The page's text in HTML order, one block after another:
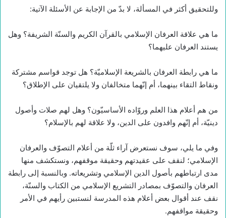
وللتحقيق أكثر في المسألة، لا بدّ من الإجابة عن الأسئلة الآتية:
ما هي علاقة العرفان الإسلامي بالقرآن الكريم والسنّة الشريفة؟ وهل
يستند العرفان عليهما؟
ما هي رابطة العرفان بالشريعة الإسلاميّة؟ هل توجد قواسم مشتركة
ونقاط التقاء بينهما، أم إنّهما متخالفان ولا يلتقيان على الإطلاق؟
من هم أعلام هذا العلم وروّاده الأساسيّون؟ وهل لهم صلات وأصول
دينيّة، أم إنّهم وافدون على الدين، ولا علاقة لهم بالإسلام؟
وفي ما يلي، سوف نستعرض آراء ثلّة من أعلام التصوّف والعرفان
الإسلامي؛ لنقف على عقيدتهم وحقيقة موقفهم، ونستكشف منها
مدى ارتباطهم بأصول الدين الإسلامي وتشريعاته. وبالنسبة إلى رابطة
العرفان والتصوّف بمصادر التشريع الإسلامي من الكتاب والسنّة،
نقف عند أقوال بعض أعلام هذه المدرسة لنستبين رأيهم في الأمر
وحقيقة مواقفهم.